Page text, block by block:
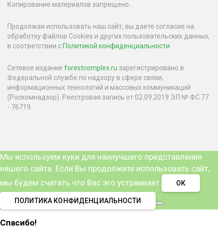
Копирование материалов запрещено.
Продолжая использовать наш сайт, вы даете согласие на
обработку файлов Cookies и других пользовательских данных,
в соответствии с Политикой конфиденциальности.
Сетевое издание forestcomplex.ru зарегистрировано в
Федеральной службе по надзору в сфере связи,
информационных технологий и массовых коммуникаций
(Роскомнадзор). Реестровая запись от 02.09.2019 ЭЛ № ФС 77
- 76719.
Мы используем куки для наилучшего представления
нашего сайта. Если Вы продолжите использовать сайт,
мы будем считать что Вас это устраивает.
ОК
ПОЛИТИКА КОНФИДЕНЦИАЛЬНОСТИ
Спасибо!